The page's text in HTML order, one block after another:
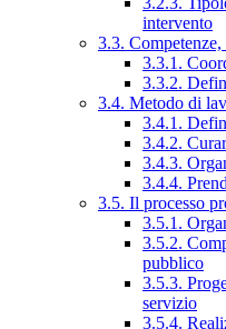
intervento
3.3.
3.3.1.
3.3.2.
3.4. Metodo di
3.4.1.
3.4.2.
3.4.3.
3.4.4.
3.5. Il processo
3.5.1.
3.5.2.
pubblico
3.5.3.
servizio
3.5.4.